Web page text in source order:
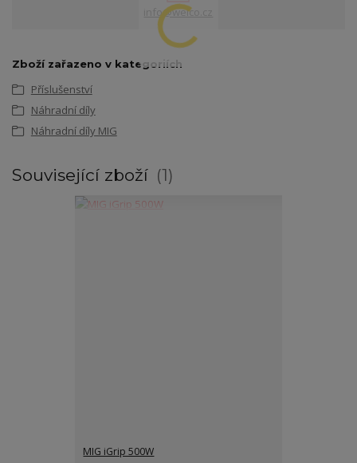
info@welco.cz
Zboží zařazeno v kategoriích
Příslušenství
Náhradní díly
Náhradní díly MIG
Související zboží 1
MIG iGrip 500W